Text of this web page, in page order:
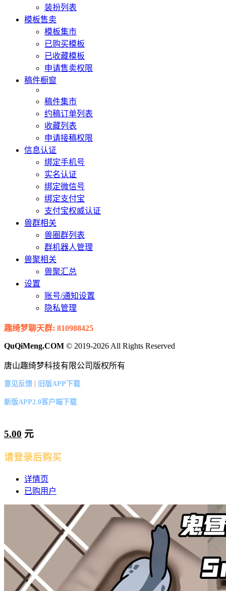
装扮列表
模板售卖
模板集市
已购买模板
已收藏模板
申请售卖权限
稿件橱窗
稿件集市
约稿订单列表
收藏列表
申请接稿权限
信息认证
绑定手机号
实名认证
绑定微信号
绑定支付宝
支付宝权威认证
兽群相关
兽圈群列表
群机器人管理
兽聚相关
兽聚汇总
设置
账号/通知设置
隐私管理
趣绮梦聊天群: 810988425
QuQiMeng.COM © 2019-2026 All Rights Reserved
唐山趣绮梦科技有限公司版权所有
意见反馈 | 旧版APP下载
新版APP2.0客户端下载
5.00 元
请登录后购买
详情页
已购用户